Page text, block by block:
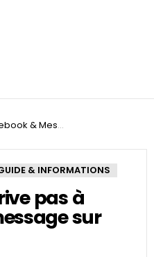
& Messenger
& INFORMATIONS
pas à
sur